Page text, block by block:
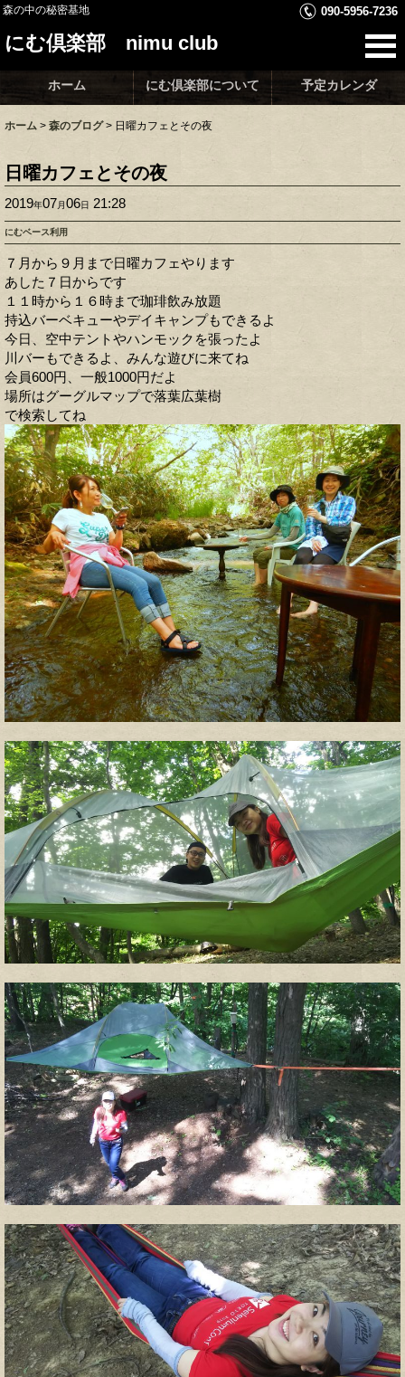
森の中の秘密基地 090-5956-7236
にむ倶楽部 nimu club
ホーム にむ倶楽部について 予定カレンダ
ホーム > 森のブログ > 日曜カフェとその夜
日曜カフェとその夜
2019年07月06日 21:28
にむベース利用
７月から９月まで日曜カフェやります
あした７日からです
１１時から１６時まで珈琲飲み放題
持込バーベキューやデイキャンプもできるよ
今日、空中テントやハンモックを張ったよ
川バーもできるよ、みんな遊びに来てね
会員600円、一般1000円だよ
場所はグーグルマップで落葉広葉樹
で検索してね